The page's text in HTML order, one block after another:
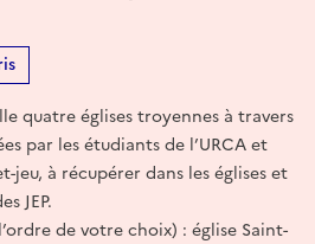
quatre églises troyennes à travers
par les étudiants de l’URCA et
jeu, à récupérer dans les églises et
JEP.
de votre choix) : église Saint-